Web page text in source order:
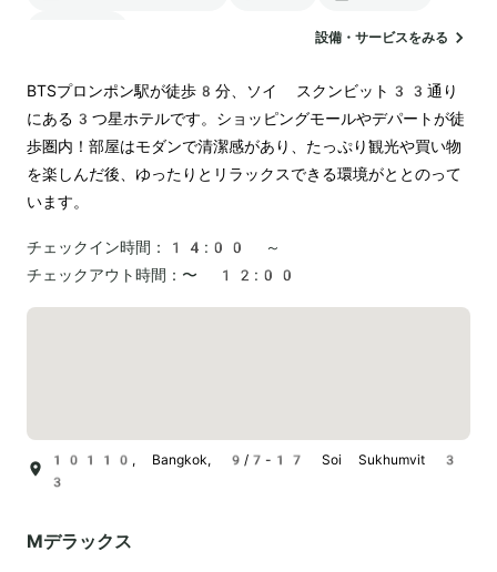
設備・サービスをみる
BTSプロンポン駅が徒歩8分、ソイ スクンビット33通り
にある3つ星ホテルです。ショッピングモールやデパートが徒
歩圏内！部屋はモダンで清潔感があり、たっぷり観光や買い物
を楽しんだ後、ゆったりとリラックスできる環境がととのって
います。
チェックイン時間：
14:00 ～
チェックアウト時間： 〜 12:00
10110, Bangkok, 9/7-17 Soi Sukhumvit 3
3
Mデラックス